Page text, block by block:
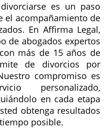
es un paso
el acompañamiento de
En Affirma Legal,
de abogados expertos
más de 15 años de
de divorcios por
compromiso es
personalizado,
en cada etapa
obtenga resultados
posible.